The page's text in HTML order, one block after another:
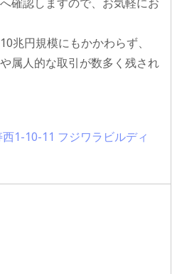
確認しますので、お気軽にお
兆円規模にもかかわらず、
属人的な取引が数多く残され
1-10-11 フジワラビルディ